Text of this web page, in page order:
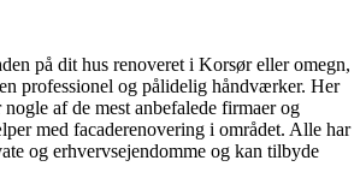
på dit hus renoveret i Korsør eller omegn,
professionel og pålidelig håndværker. Her
af de mest anbefalede firmaer og
med facaderenovering i området. Alle har
og erhvervsejendomme og kan tilbyde